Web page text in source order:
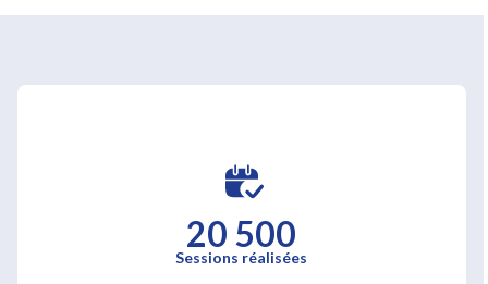
20 500
Sessions réalisées